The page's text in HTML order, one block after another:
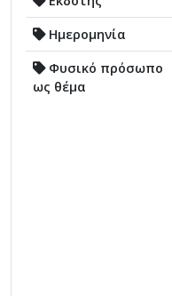
Ημερομηνία
Φυσικό πρόσωπο
ως θέμα